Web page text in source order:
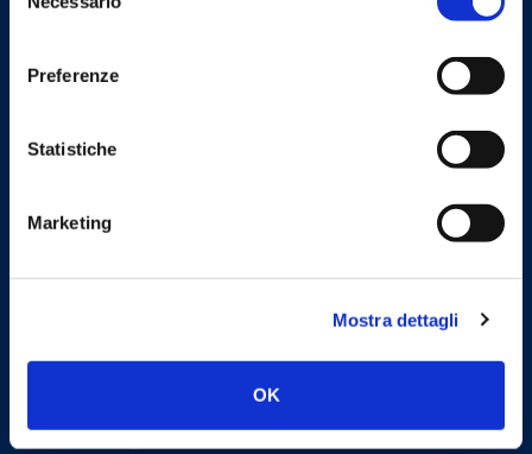
del
Preferenze
Statistiche
Marketing
Mostra dettagli
OK
Email
protocollo@omceofi.it
segreteria.fi@pec.omceo.it
Linee Guida